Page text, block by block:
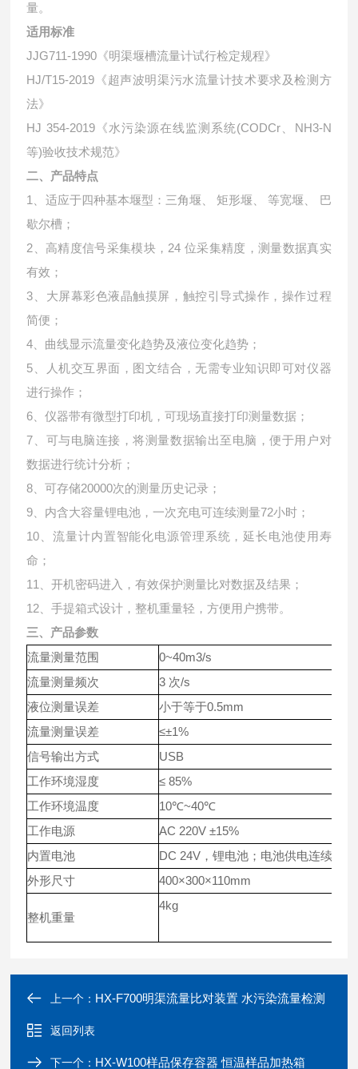
量。
适用标准
JJG711-1990《明渠堰槽流量计试行检定规程》
HJ/T15-2019《超声波明渠污水流量计技术要求及检测方
法》
HJ 354-2019《水污染源在线监测系统(CODCr、NH3-N
等)验收技术规范》
二、产品特点
1、适应于四种基本堰型：三角堰、 矩形堰、 等宽堰、 巴
歇尔槽；
2、高精度信号采集模块，24 位采集精度，测量数据真实
有效；
3、大屏幕彩色液晶触摸屏，触控引导式操作，操作过程
简便；
4、曲线显示流量变化趋势及液位变化趋势；
5、人机交互界面，图文结合，无需专业知识即可对仪器
进行操作；
6、仪器带有微型打印机，可现场直接打印测量数据；
7、可与电脑连接，将测量数据输出至电脑，便于用户对
数据进行统计分析；
8、可存储20000次的测量历史记录；
9、内含大容量锂电池，一次充电可连续测量72小时；
10、流量计内置智能化电源管理系统，延长电池使用寿
命；
11、开机密码进入，有效保护测量比对数据及结果；
12、手提箱式设计，整机重量轻，方便用户携带。
三、产品参数
流量测量范围
0~40m3/s
流量测量频次
3 次/s
液位测量误差
小于等于0.5mm
流量测量误差
≤±1%
信号输出方式
USB
工作环境湿度
≤ 85%
工作环境温度
10℃~40℃
工作电源
AC 220V ±15%
内置电池
DC 24V，锂电池；电池供电连续工
外形尺寸
400×300×110mm
整机重量
4kg
上一个： HX-F700明渠流量比对装置 水污染流量检测
返回列表
下一个： HX-W100样品保存容器 恒温样品加热箱